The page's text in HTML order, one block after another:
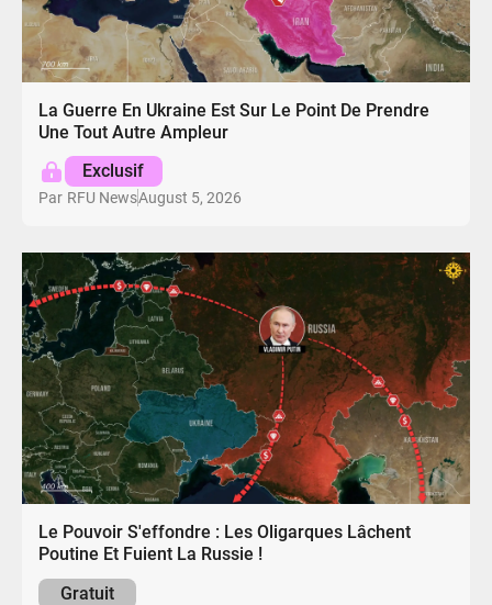
La Guerre En Ukraine Est Sur Le Point De Prendre
Une Tout Autre Ampleur
Exclusif
Par RFU NewsAugust 5, 2026
Le Pouvoir S'effondre : Les Oligarques Lâchent
Poutine Et Fuient La Russie !
Gratuit